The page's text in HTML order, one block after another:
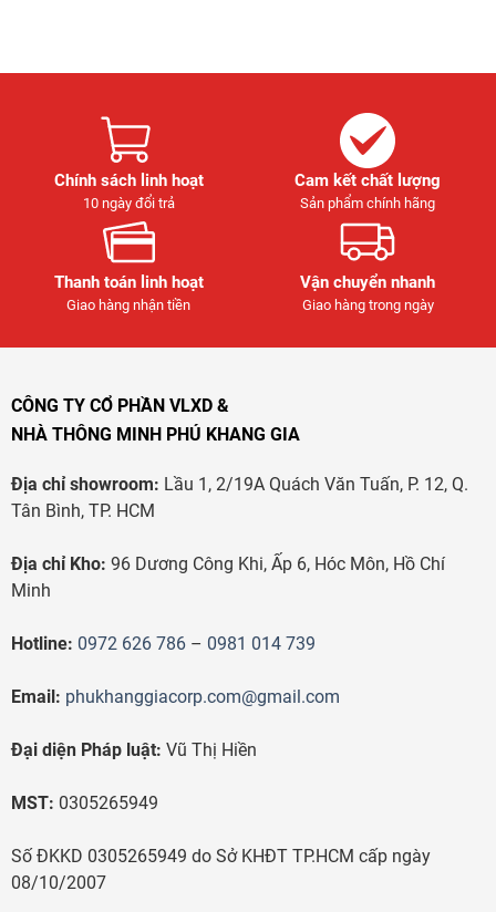
Chính sách linh hoạt
10 ngày đổi trả
Cam kết chất lượng
Sản phẩm chính hãng
Thanh toán linh hoạt
Giao hàng nhận tiền
Vận chuyển nhanh
Giao hàng trong ngày
CÔNG TY CỔ PHẦN VLXD &
NHÀ THÔNG MINH PHÚ KHANG GIA
Địa chỉ showroom: Lầu 1, 2/19A Quách Văn Tuấn, P. 12, Q.
Tân Bình, TP. HCM
Địa chỉ Kho: 96 Dương Công Khi, Ấp 6, Hóc Môn, Hồ Chí
Minh
Hotline: 0972 626 786 – 0981 014 739
Email: phukhanggiacorp.com@gmail.com
Đại diện Pháp luật: Vũ Thị Hiền
MST: 0305265949
Số ĐKKD 0305265949 do Sở KHĐT TP.HCM cấp ngày
08/10/2007